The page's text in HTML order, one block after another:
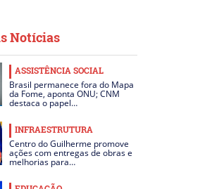
Notícias
ASSISTÊNCIA SOCIAL
Brasil permanece fora do Mapa
da Fome, aponta ONU; CNM
destaca o papel…
INFRAESTRUTURA
Centro do Guilherme promove
ações com entregas de obras e
melhorias para…